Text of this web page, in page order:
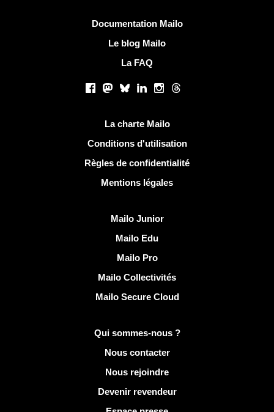
Documentation Mailo
Le blog Mailo
La FAQ
Facebook
Mastodon
BlueskyLinkedInInstagram
Threads
La charte Mailo
Conditions d'utilisation
Règles de confidentialité
Mentions légales
Mailo Junior
Mailo Edu
Mailo Pro
Mailo Collectivités
Mailo Secure Cloud
Plus d'infos sur MailoQui sommes-nous ?
Nous contacter
Nous rejoindre
Devenir revendeur